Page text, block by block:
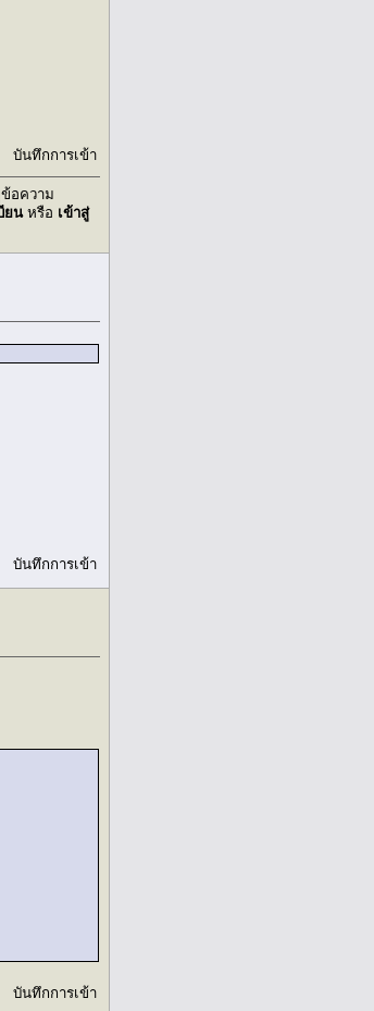
บันทึกการเข้า
อความ
ยนหรือ เข้าสู่
บันทึกการเข้า
บันทึกการเข้า